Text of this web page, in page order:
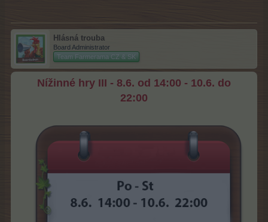
Hlásná trouba
Board Administrator
Team Farmerama CZ & SK
Nížinné hry III - 8.6. od 14:00 - 10.6. do
22:00